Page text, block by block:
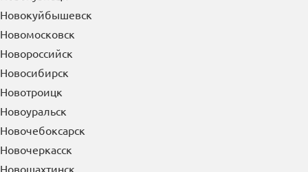
Новомосковск
Новороссийск
Новосибирск
Новотроицк
Новоуральск
Новочебоксарск
Новочеркасск
Новошахтинск
Новый Уренгой